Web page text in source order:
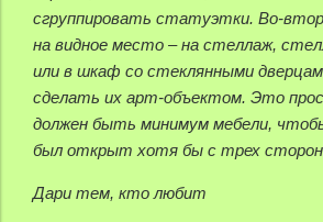
сгруппировать статуэтки. Во-
на видное место – на стеллаж,
или в шкаф со стеклянными
сделать их арт-объектом. Это
должен быть минимум мебели,
был открыт хотя бы с трех
Дари тем, кто любит